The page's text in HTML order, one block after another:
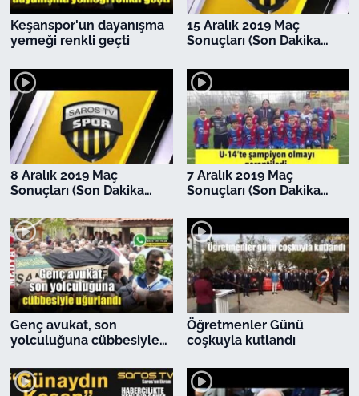
Keşanspor'un dayanışma
yemeği renkli geçti
15 Aralık 2019 Maç
Sonuçları (Son Dakika
8 Aralık 2019 Maç
Sonuçları (Son Dakika
7 Aralık 2019 Maç
Sonuçları (Son Dakika
Genç avukat, son
yolculuğuna cübbesiyle
Öğretmenler Günü
coşkuyla kutlandı
TÜRKİYE
Bölge
Güvenlik
Genel
Politika
Flaş Haber
Dış Haberler
Magazin
İş Dünyası
Bilim Teknoloji